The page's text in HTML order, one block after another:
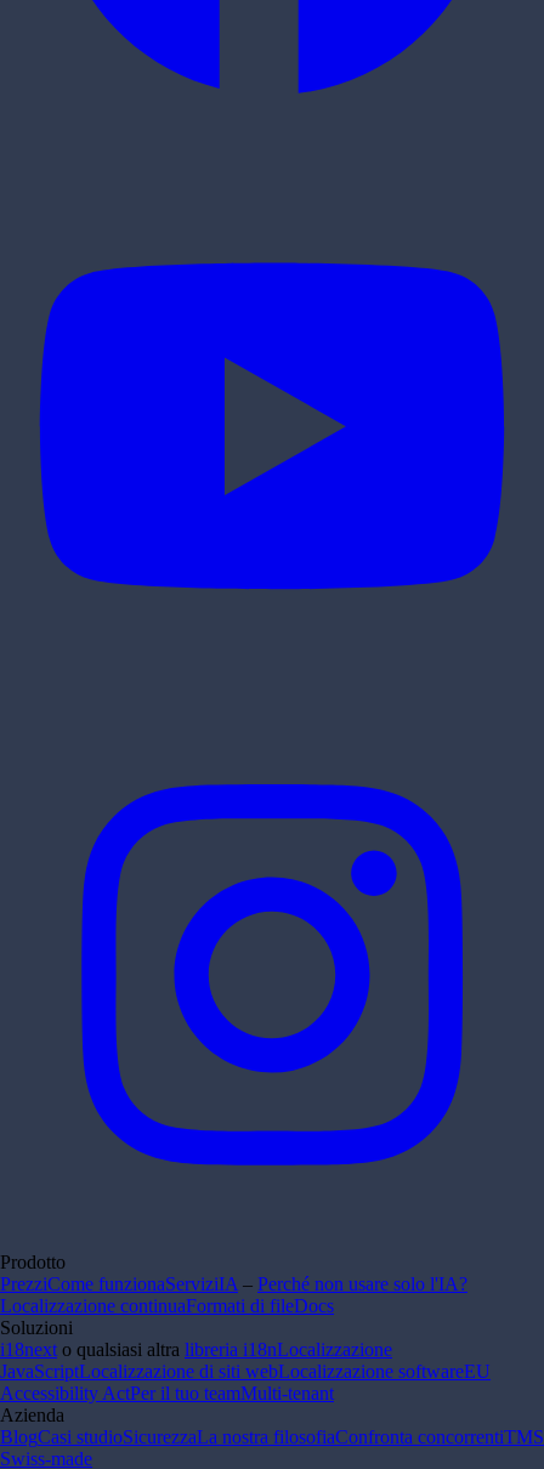
Prodotto
PrezziCome funzionaServiziIA – Perché non usare solo l'IA?
Localizzazione continuaFormati di fileDocs
Soluzioni
i18next o qualsiasi altra libreria i18nLocalizzazione
JavaScriptLocalizzazione di siti webLocalizzazione softwareEU
Accessibility ActPer il tuo teamMulti-tenant
Azienda
BlogCasi studioSicurezzaLa nostra filosofiaConfronta concorrentiTMS
Swiss-made